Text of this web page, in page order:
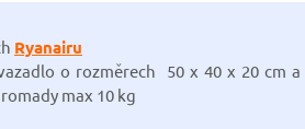
Ryanairu
o rozměrech 50 x 40 x 20 cm
max 10 kg